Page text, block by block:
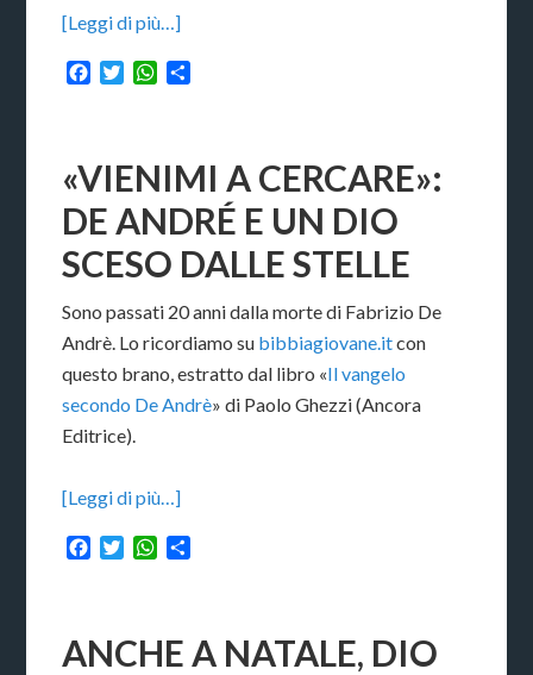
[Leggi di più…]
Facebook
TwitterWhatsApp
«VIENIMI A CERCARE»:
DE ANDRÉ E UN DIO
SCESO DALLE STELLE
Sono passati 20 anni dalla morte di Fabrizio De
Andrè. Lo ricordiamo su bibbiagiovane.itcon
questo brano, estratto dal libro «Il vangelo
secondo De Andrè» di Paolo Ghezzi (Ancora
Editrice).
[Leggi di più…]
Facebook
TwitterWhatsApp
ANCHE A NATALE, DIO